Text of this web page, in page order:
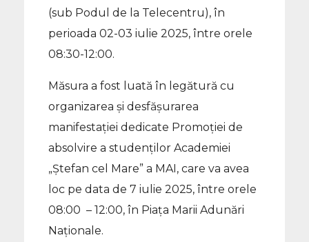
(sub Podul de la Telecentru), în
perioada 02-03 iulie 2025, între orele
08:30-12:00.
Măsura a fost luată în legătură cu
organizarea și desfășurarea
manifestației dedicate Promoției de
absolvire a studenților Academiei
„Ștefan cel Mare” a MAI, care va avea
loc pe data de 7 iulie 2025, între orele
08:00 – 12:00, în Piața Marii Adunări
Naționale.